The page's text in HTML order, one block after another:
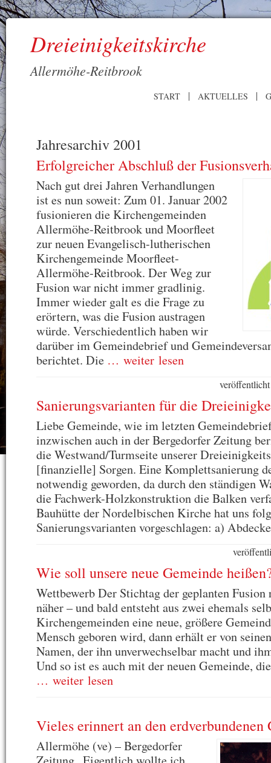
Dreieinigkeitskirche
Allermöhe-Reitbrook
START AKTUELLES
Jahresarchiv 2001
Erfolgreicher Abschluß der
Nach gut drei Jahren Verhandlungen
ist es nun soweit: Zum 01. Januar 2002
fusionieren die Kirchengemeinden
Allermöhe-Reitbrook und Moorfleet
zur neuen Evangelisch-lutherischen
Kirchengemeinde Moorfleet-
Allermöhe-Reitbrook. Der Weg zur
Fusion war nicht immer gradlinig.
Immer wieder galt es die Frage zu
erörtern, was die Fusion austragen
würde. Verschiedentlich haben wir
darüber im Gemeindebrief und
berichtet. Die … weiter lesen
Sanierungsvarianten für die
Liebe Gemeinde, wie im letzten
inzwischen auch in der Bergedorfer Zeitung
die Westwand/Turmseite unserer
[finanzielle] Sorgen. Eine Komplettsanierung
notwendig geworden, da durch den ständigen
die Fachwerk-Holzkonstruktion die Balken
Bauhütte der Nordelbischen Kirche hat uns
Sanierungsvarianten vorgeschlagen: a)
Wie soll unsere neue Gemeinde
Wettbewerb Der Stichtag der geplanten
näher – und bald entsteht aus zwei ehemals
Kirchengemeinden eine neue, größere
Mensch geboren wird, dann erhält er von
Namen, der ihn unverwechselbar macht und
Und so ist es auch mit der neuen Gemeinde,
… weiter lesen
Vieles erinnert an den erdverbundenen
Allermöhe (ve) – Bergedorfer